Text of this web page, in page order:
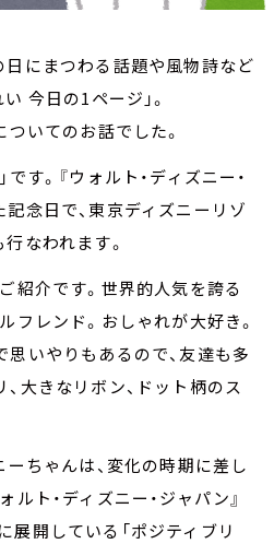
日にまつわる話題や風物詩など
今日の1ページ」。
ついてのお話でした。
です。『ウォルト・ディズニー・
念日で、東京ディズニーリゾ
なわれます。
紹介です。世界的人気を誇る
フレンド。おしゃれが大好き。
いやりもあるので、友達も多
大きなリボン、ドット柄のス
ーちゃんは、変化の時期に差し
ルト・ディズニー・ジャパン』
展開している「ポジティブリ